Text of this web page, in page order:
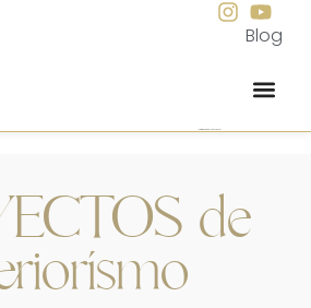
Blog
de